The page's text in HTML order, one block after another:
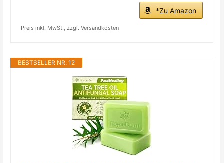
*Zu Amazon
Preis inkl. MwSt., zzgl. Versandkosten
BESTSELLER NR. 12